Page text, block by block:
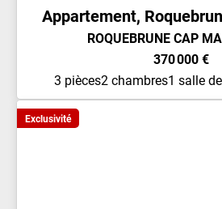
Appartement,
ROQUEBRUNE CAP
370 000 €
3 pièces2 chambres1 salle
Exclusivité